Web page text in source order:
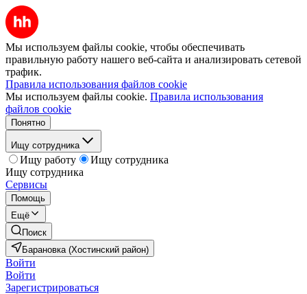
Мы используем файлы cookie, чтобы обеспечивать
правильную работу нашего веб-сайта и анализировать сетевой
трафик.
Правила использования файлов cookie
Мы используем файлы cookie. Правила использования
файлов cookie
Понятно
Ищу сотрудника
Ищу работу
Ищу сотрудника
Ищу сотрудника
Сервисы
Помощь
Ещё
Поиск
Барановка (Хостинский район)
Войти
Войти
Зарегистрироваться